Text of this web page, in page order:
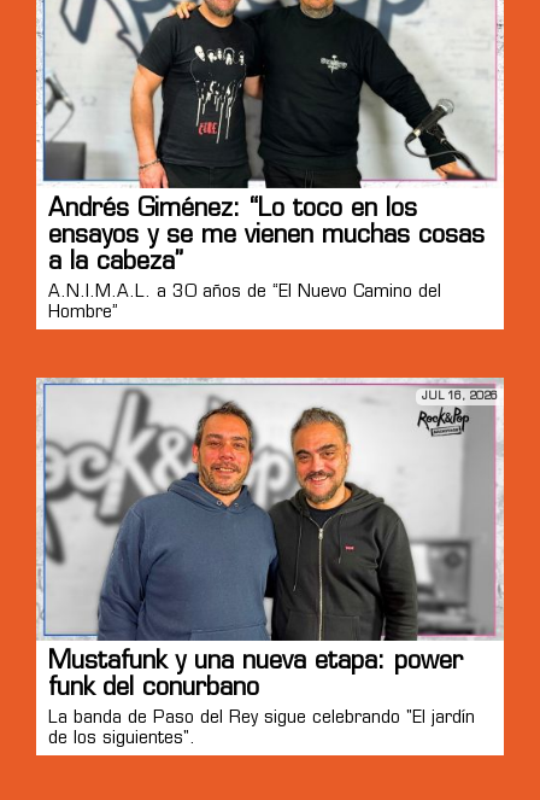
Andrés Giménez: “Lo toco en los
ensayos y se me vienen muchas cosas
a la cabeza”
A.N.I.M.A.L. a 30 años de “El Nuevo Camino del
Hombre”
JUL 16, 2026
Mustafunk y una nueva etapa: power
funk del conurbano
La banda de Paso del Rey sigue celebrando "El jardín
de los siguientes".